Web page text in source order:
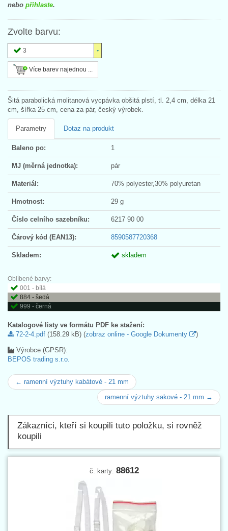
nebo přihlaste.
Zvolte barvu:
3
Více barev najednou ...
Šitá parabolická molitanová vycpávka obšitá plstí, tl. 2,4 cm, délka 21
cm, šířka 25 cm, cena za pár, český výrobek.
Parametry Dotaz na produkt
Baleno po: 1
MJ (měrná jednotka): pár
Materiál: 70% polyester,30% polyuretan
Hmotnost: 29 g
Číslo celního sazebníku: 6217 90 00
Čárový kód (EAN13): 8590587720368
Skladem: skladem
Oblíbené barvy:
001 - bílá
884 - šedá
999 - černá
Katalogové listy ve formátu PDF ke stažení:
72-2-4.pdf (158.29 kB) (zobraz online - Google Dokumenty )
Výrobce (GPSR):
BEPOS trading s.r.o.
← ramenní výztuhy kabátové - 21 mm
ramenní výztuhy sakové - 21 mm →
Zákazníci, kteří si koupili tuto položku, si rovněž
koupili
č. karty: 88612